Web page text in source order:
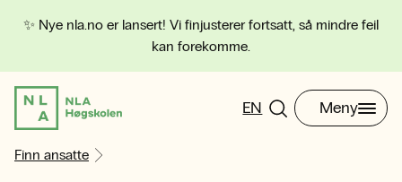
✨ Nye nla.no er lansert! Vi finjusterer fortsatt, så mindre feil
kan forekomme.
EN Meny
Finn ansatte